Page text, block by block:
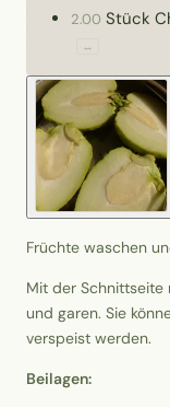
2.00 Stück
↔
Früchte waschen
Mit der
und garen. Sie
verspeist werden.
Beilagen: